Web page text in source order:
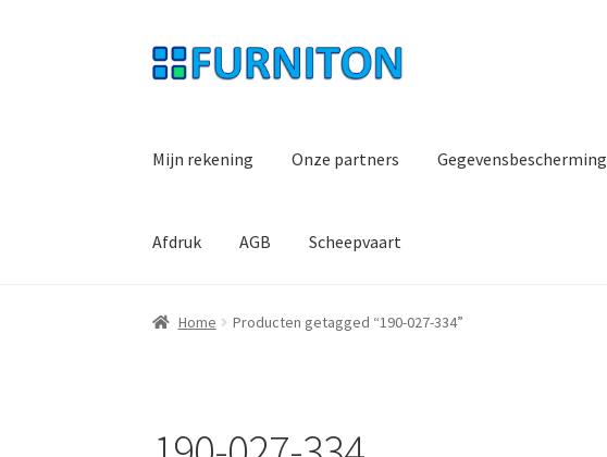
Ga
door
Ga
naar
Mijn rekening Onze partners Gegevensbescherming
Afdruk AGB Scheepvaart
Home Producten getagged “190-027-334”